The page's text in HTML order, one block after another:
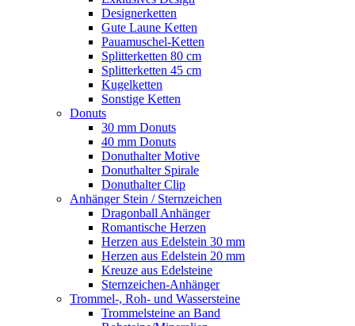
Designerketten
Gute Laune Ketten
Pauamuschel-Ketten
Splitterketten 80 cm
Splitterketten 45 cm
Kugelketten
Sonstige Ketten
Donuts
30 mm Donuts
40 mm Donuts
Donuthalter Motive
Donuthalter Spirale
Donuthalter Clip
Anhänger Stein / Sternzeichen
Dragonball Anhänger
Romantische Herzen
Herzen aus Edelstein 30 mm
Herzen aus Edelstein 20 mm
Kreuze aus Edelsteine
Sternzeichen-Anhänger
Trommel-, Roh- und Wassersteine
Trommelsteine an Band